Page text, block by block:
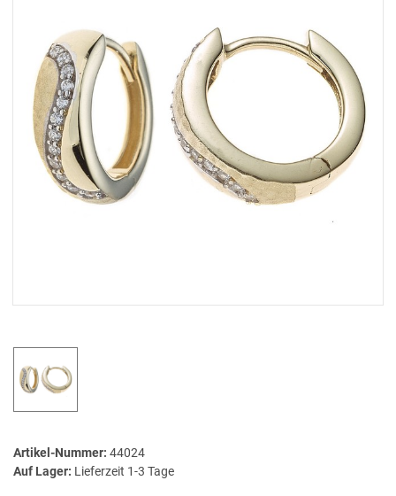
Artikel-Nummer: 44024
Auf Lager: Lieferzeit 1-3 Tage